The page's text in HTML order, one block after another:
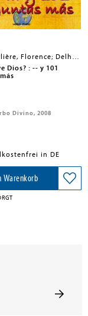
Vandermarlière, Florence; Delhez, Charles; Verplancke, Klaas
Dios? : -- y 101
Divino, 2008
in DE
Warenkorb